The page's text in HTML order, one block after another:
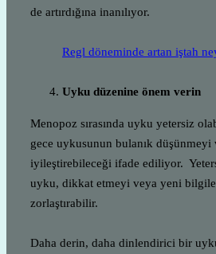
de artırdığına inanılıyor.
Regl döneminde artan iştah
Uyku düzenine önem verin
Menopoz sırasında uyku yetersiz
gece uykusunun bulanık düşünmeyi
iyileştirebileceği ifade ediliyor.
uyku, dikkat etmeyi veya yeni
zorlaştırabilir.
Daha derin, daha dinlendirici bir